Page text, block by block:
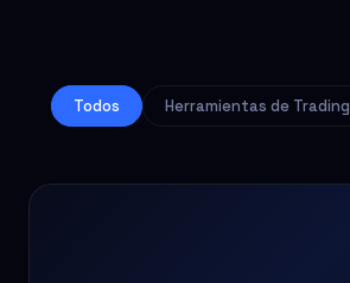
Todos Herramientas de Trading